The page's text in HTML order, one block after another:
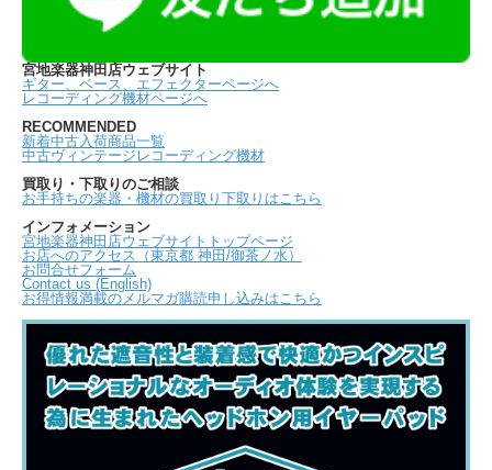
宮地楽器神田店ウェブサイト
ギター、ベース、エフェクターページへ
レコーディング機材ページへ
RECOMMENDED
新着中古入荷商品一覧
中古ヴィンテージレコーディング機材
買取り・下取りのご相談
お手持ちの楽器・機材の買取り下取りはこちら
インフォメーション
宮地楽器神田店ウェブサイトトップページ
お店へのアクセス（東京都 神田/御茶ノ水）
お問合せフォーム
Contact us (English)
お得情報満載のメルマガ購読申し込みはこちら